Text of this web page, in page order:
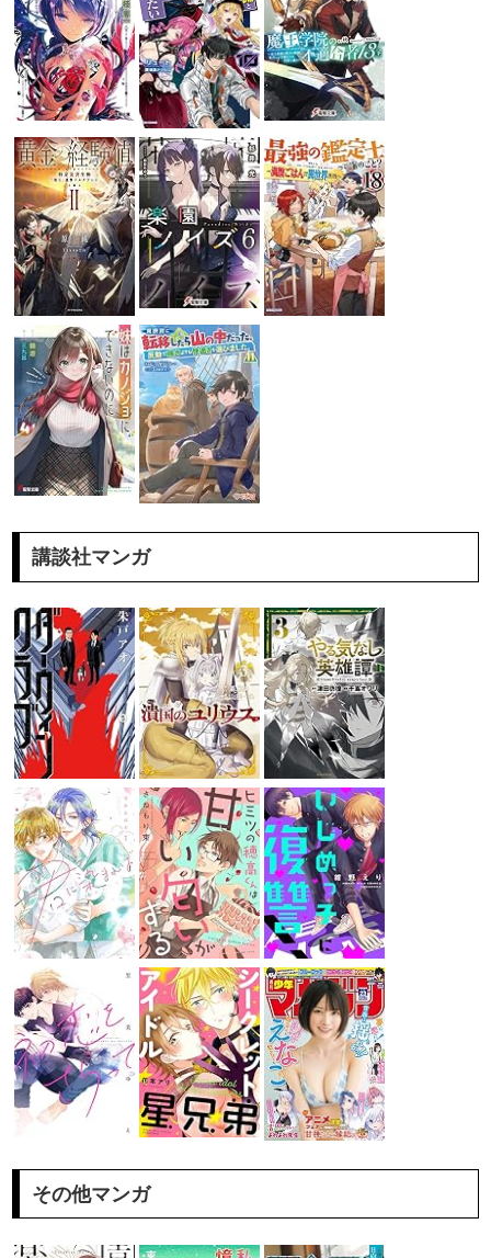
講談社マンガ
その他マンガ